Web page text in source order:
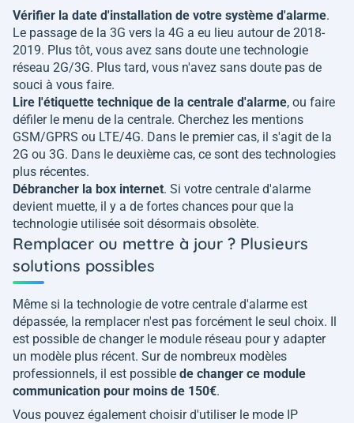
Vérifier la date d'installation de votre système d'alarme.
Le passage de la 3G vers la 4G a eu lieu autour de 2018-
2019. Plus tôt, vous avez sans doute une technologie
réseau 2G/3G. Plus tard, vous n'avez sans doute pas de
souci à vous faire.
Lire l'étiquette technique de la centrale d'alarme, ou faire
défiler le menu de la centrale. Cherchez les mentions
GSM/GPRS ou LTE/4G. Dans le premier cas, il s'agit de la
2G ou 3G. Dans le deuxième cas, ce sont des technologies
plus récentes.
Débrancher la box internet. Si votre centrale d'alarme
devient muette, il y a de fortes chances pour que la
technologie utilisée soit désormais obsolète.
Remplacer ou mettre à jour ? Plusieurs
solutions possibles
Même si la technologie de votre centrale d'alarme est
dépassée, la remplacer n'est pas forcément le seul choix. Il
est possible de changer le module réseau pour y adapter
un modèle plus récent. Sur de nombreux modèles
professionnels, il est possible de changer ce module
communication pour moins de 150€.
Vous pouvez également choisir d'utiliser le mode IP